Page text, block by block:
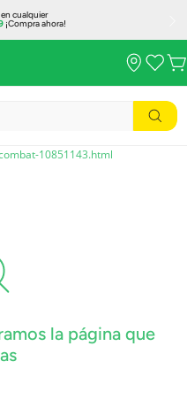
en cualquier
¡Compra ahora!
10851143.html
la página que